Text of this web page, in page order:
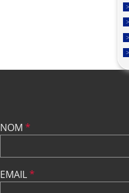
NOM *
EMAIL*